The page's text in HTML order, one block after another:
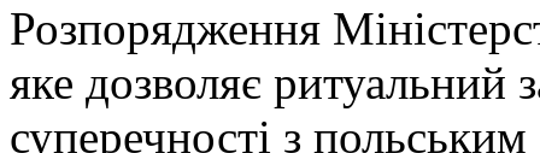
Розпорядження
яке дозволяє ритуальний
суперечності з